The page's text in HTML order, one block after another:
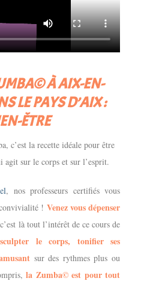
À AIX-EN-
LE PAYS D’AIX :
ÊTRE
c’est la recette idéale pour être
agit sur le corps et sur l’esprit.
, nos professeurs certifiés vous
! Venez vous dépenser
c’est là tout l’intérêt de ce cours de
le corps, tonifier ses
sur des rythmes plus ou
la Zumba© est pour tout